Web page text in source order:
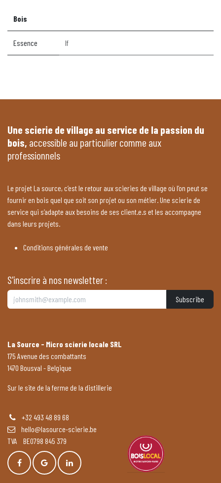
Bois
Essence If
Une scierie de village au service de la passion du
bois, accessible au particulier comme aux
professionnels
Le projet La source, c’est le retour aux scieries de village où l’on peut se
fournir en bois quel que soit son projet ou son métier. Une scierie de
service qui s’adapte aux besoins de ses client.e.s et les accompagne
dans leurs projets.
Conditions générales de vente
S'inscrire à nos newsletter :
Subscribe
La Source - Micro scierie locale SRL
175 Avenue des combattants
1470 Bousval - Belgique
Sur le site de la ferme de la distillerie
+32 493 48 89 68
hello@lasource-scierie.be
TVA BE0798 845 379